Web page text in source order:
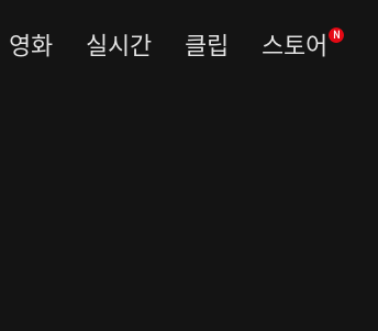
영화 실시간 클립 스토어 N